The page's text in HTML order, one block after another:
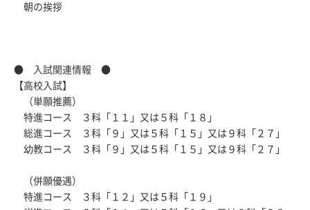
朝の挨拶
● 入試関連情報 ●
【高校入試】
（単願推薦）
特進コース ３科「１１」又は５科「１８」
総進コース ３科「９」又は５科「１５」又は９科「２７」
幼教コース ３科「９」又は５科「１５」又は９科「２７」
（併願優遇）
特進コース ３科「１２」又は５科「１９」